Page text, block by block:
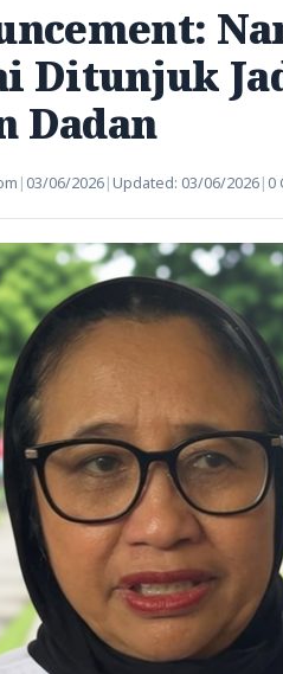
Ditunjuk
Dadan
| 03/06/2026| Updated: 03/06/2026| 0